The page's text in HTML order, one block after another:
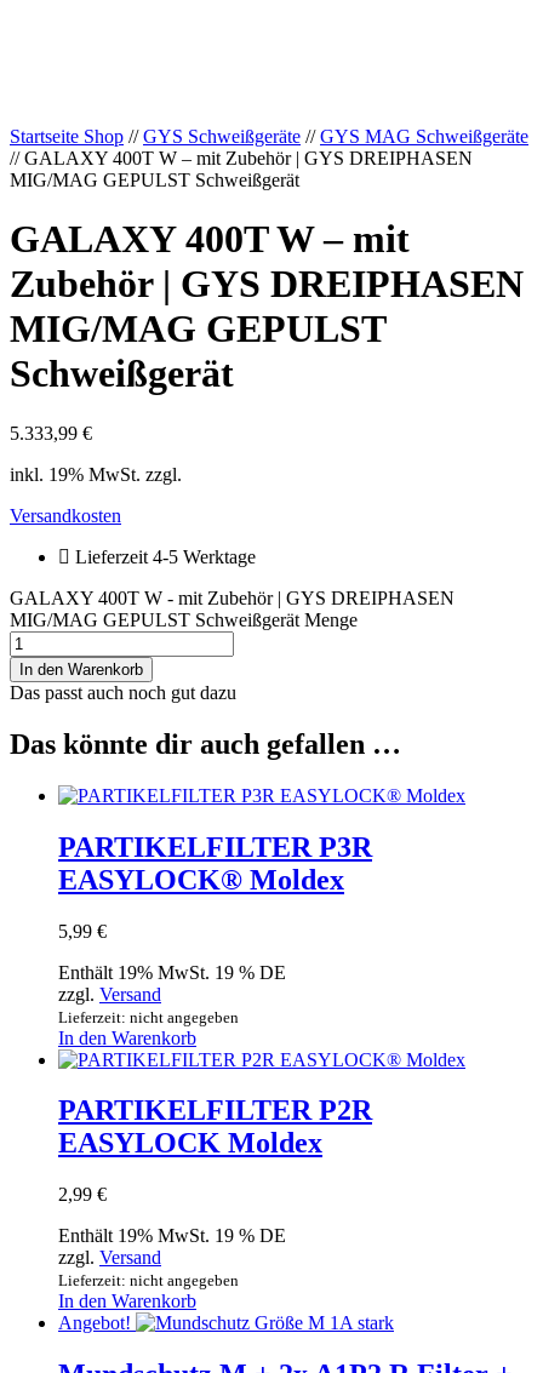
Startseite Shop //GYS Schweißgeräte //GYS MAG Schweißgeräte
// GALAXY 400T W – mit Zubehör | GYS DREIPHASEN
MIG/MAG GEPULST Schweißgerät
GALAXY 400T W – mit
Zubehör | GYS DREIPHASEN
MIG/MAG GEPULST
Schweißgerät
5.333,99 €
inkl. 19% MwSt. zzgl.
Versandkosten
Lieferzeit 4-5 Werktage
GALAXY 400T W - mit Zubehör | GYS DREIPHASEN
MIG/MAG GEPULST Schweißgerät Menge
In den Warenkorb
Das passt auch noch gut dazu
Das könnte dir auch gefallen …
PARTIKELFILTER P3R
EASYLOCK® Moldex
5,99 €
Enthält 19% MwSt. 19 % DE
zzgl. Versand
Lieferzeit: nicht angegeben
In den Warenkorb
PARTIKELFILTER P2R
EASYLOCK Moldex
2,99 €
Enthält 19% MwSt. 19 % DE
zzgl. Versand
Lieferzeit: nicht angegeben
In den Warenkorb
Angebot!